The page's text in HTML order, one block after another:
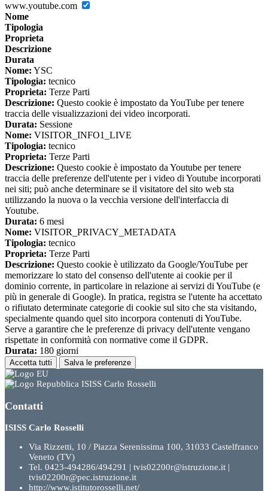
www.youtube.com
Nome
Tipologia
Proprieta
Descrizione
Durata
Nome: YSC
Tipologia: tecnico
Proprieta: Terze Parti
Descrizione: Questo cookie è impostato da YouTube per tenere
traccia delle visualizzazioni dei video incorporati.
Durata: Sessione
Nome: VISITOR_INFO1_LIVE
Tipologia: tecnico
Proprieta: Terze Parti
Descrizione: Questo cookie è impostato da Youtube per tenere
traccia delle preferenze dell'utente per i video di Youtube incorporati
nei siti; può anche determinare se il visitatore del sito web sta
utilizzando la nuova o la vecchia versione dell'interfaccia di
Youtube.
Durata: 6 mesi
Nome: VISITOR_PRIVACY_METADATA
Tipologia: tecnico
Proprieta: Terze Parti
Descrizione: Questo cookie è utilizzato da Google/YouTube per
memorizzare lo stato del consenso dell'utente ai cookie per il
dominio corrente, in particolare in relazione ai servizi di YouTube (e
più in generale di Google). In pratica, registra se l'utente ha accettato
o rifiutato determinate categorie di cookie sul sito che sta visitando,
specialmente quando quel sito incorpora contenuti di YouTube.
Serve a garantire che le preferenze di privacy dell'utente vengano
rispettate in conformità con normative come il GDPR.
Durata: 180 giorni
Accetta tutti Salva le preferenze
ISISS Carlo Rosselli
Contatti
ISISS Carlo Rosselli
Via Rizzetti, 10 / Piazza Serenissima 100, 31033 Castelfranco
Veneto (TV)
Tel. 0423-494286/494291 | tvis02200r@istruzione.it |
tvis02200r@pec.istruzione.it
http://www.istitutorosselli.net/